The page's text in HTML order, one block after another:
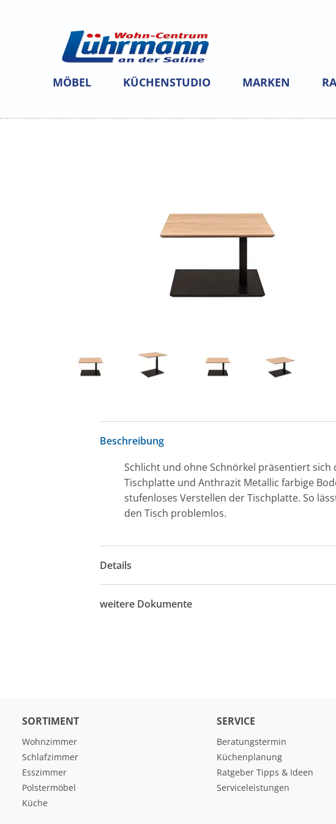
MÖBEL KÜCHENSTUDIO MARKEN
Beschreibung
Schlicht und ohne Schnörkel präsentiert
Tischplatte und Anthrazit Metallic farbige
stufenloses Verstellen der Tischplatte. So
den Tisch problemlos.
Details
weitere Dokumente
SORTIMENT
Wohnzimmer
Schlafzimmer
Esszimmer
Polstermöbel
Küche
SERVICE
Beratungstermin
Küchenplanung
Ratgeber Tipps & Ideen
Serviceleistungen